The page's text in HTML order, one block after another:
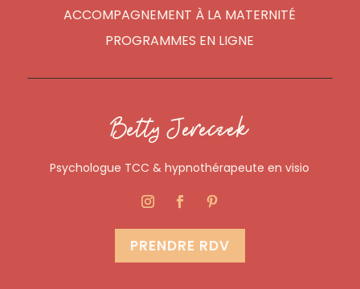
ACCOMPAGNEMENT À LA MATERNITÉ
PROGRAMMES EN LIGNE
Betty Jereczek
Psychologue TCC & hypnothérapeute en visio
PRENDRE RDV